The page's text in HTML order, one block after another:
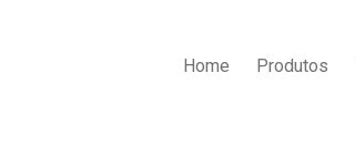
Home Produtos
ENTREGA